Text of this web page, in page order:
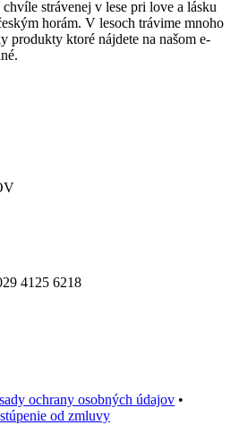
strávenej v lese pri love a lásku
horám. V lesoch trávime mnoho
produkty ktoré nájdete na našom e-
4125 6218
ochrany osobných údajov •
od zmluvy